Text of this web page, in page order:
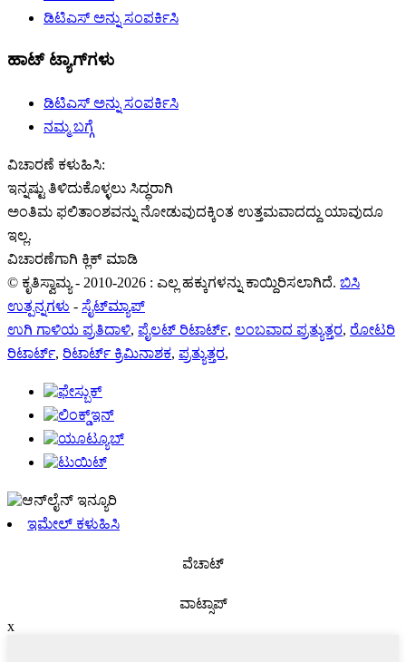
ಡಿಟಿಎಸ್ ಅನ್ನು ಸಂಪರ್ಕಿಸಿ
ಹಾಟ್ ಟ್ಯಾಗ್‌ಗಳು
ಡಿಟಿಎಸ್ ಅನ್ನು ಸಂಪರ್ಕಿಸಿ
ನಮ್ಮ ಬಗ್ಗೆ
ವಿಚಾರಣೆ ಕಳುಹಿಸಿ:
ಇನ್ನಷ್ಟು ತಿಳಿದುಕೊಳ್ಳಲು ಸಿದ್ಧರಾಗಿ
ಅಂತಿಮ ಫಲಿತಾಂಶವನ್ನು ನೋಡುವುದಕ್ಕಿಂತ ಉತ್ತಮವಾದದ್ದು ಯಾವುದೂ
ಇಲ್ಲ.
ವಿಚಾರಣೆಗಾಗಿ ಕ್ಲಿಕ್ ಮಾಡಿ
© ಕೃತಿಸ್ವಾಮ್ಯ - 2010-2026 : ಎಲ್ಲ ಹಕ್ಕುಗಳನ್ನು ಕಾಯ್ದಿರಿಸಲಾಗಿದೆ. ಬಿಸಿ
ಉತ್ಪನ್ನಗಳು - ಸೈಟ್‌ಮ್ಯಾಪ್
ಉಗಿ ಗಾಳಿಯ ಪ್ರತಿದಾಳಿ, ಪೈಲಟ್ ರಿಟಾರ್ಟ್, ಲಂಬವಾದ ಪ್ರತ್ಯುತ್ತರ, ರೋಟರಿ
ರಿಟಾರ್ಟ್, ರಿಟಾರ್ಟ್ ಕ್ರಿಮಿನಾಶಕ, ಪ್ರತ್ಯುತ್ತರ,
ಇಮೇಲ್ ಕಳುಹಿಸಿ
ವೆಚಾಟ್
ವಾಟ್ಸಾಪ್
x